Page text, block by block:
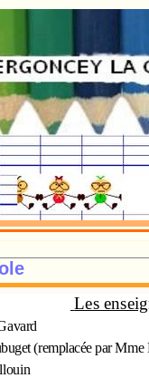
Les
(remplacée par